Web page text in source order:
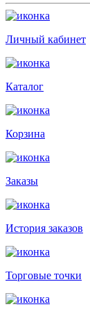
Личный кабинет
Каталог
Корзина
Заказы
История заказов
Торговые точки